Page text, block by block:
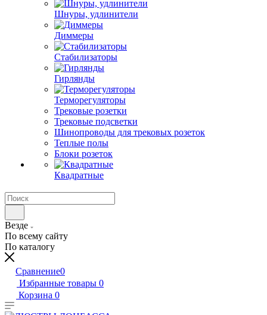
Шнуры, удлинители
Диммеры
Стабилизаторы
Гирлянды
Терморегуляторы
Трековые розетки
Трековые подсветки
Шинопроводы для трековых розеток
Теплые полы
Блоки розеток
Квадратные
Везде
По всему сайту
По каталогу
Сравнение0
Избранные товары 0
Корзина 0